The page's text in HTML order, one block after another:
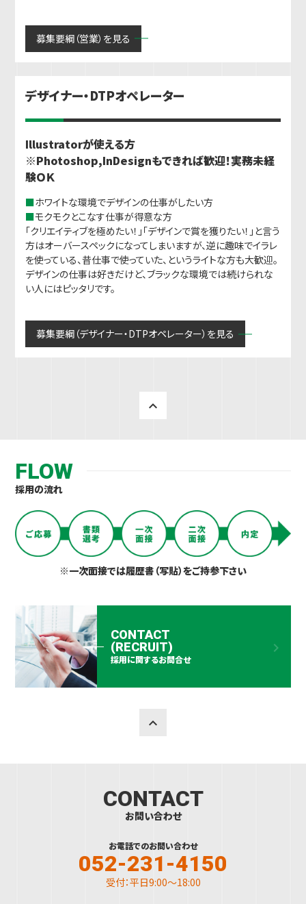
募集要綱（営業）を見る
デザイナー・DTPオペレーター
Illustratorが使える方
※Photoshop,InDesignもできれば歓迎！実務未経
験ＯＫ
■ホワイトな環境でデザインの仕事がしたい方
■モクモクとこなす仕事が得意な方
「クリエイティブを極めたい！」「デザインで賞を獲りたい！」と言う
方はオーバースペックになってしまいますが、逆に趣味でイラレ
を使っている、昔仕事で使っていた、というライトな方も大歓迎。
デザインの仕事は好きだけど、ブラックな環境では続けられな
い人にはピッタリです。
募集要綱（デザイナー・DTPオペレーター）を見る
keyboard_arrow_up
FLOW
採用の流れ
※一次面接では履歴書（写貼）をご持参下さい
CONTACT
(RECRUIT)
採用に関するお問合せ
keyboard_arrow_right
keyboard_arrow_up
CONTACT
お問い合わせ
お電話でのお問い合わせ
052-231-4150
受付：平日9:00～18:00